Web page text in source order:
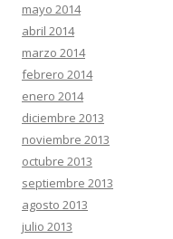
mayo 2014
abril 2014
marzo 2014
febrero 2014
enero 2014
diciembre 2013
noviembre 2013
octubre 2013
septiembre 2013
agosto 2013
julio 2013